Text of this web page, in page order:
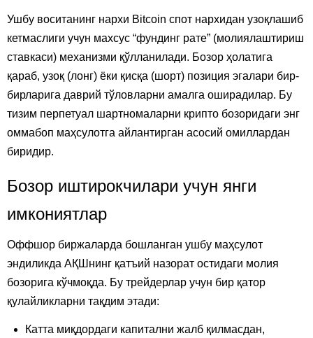
Ушбу воситанинг нархи Bitcoin спот нархидан узоқлашиб
кетмаслиги учун махсус “фундинг рате” (молиялаштириш
ставкаси) механизми қўлланилади. Бозор ҳолатига
қараб, узоқ (лонг) ёки қисқа (шорт) позиция эгалари бир-
бирларига даврий тўловларни амалга оширадилар. Бу
тизим перпетуал шартномаларни крипто бозоридаги энг
оммабоп маҳсулотга айлантирган асосий омиллардан
биридир.
Бозор иштирокчилари учун янги
имкониятлар
Оффшор биржаларда бошланган ушбу маҳсулот
эндиликда АҚШнинг қатъий назорат остидаги молия
бозорига кўчмоқда. Бу трейдерлар учун бир қатор
қулайликларни тақдим этади:
Катта миқдордаги капитални жалб қилмасдан,